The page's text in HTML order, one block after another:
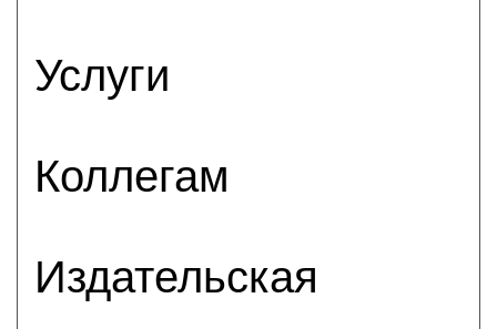
Услуги
Коллегам
Издательская